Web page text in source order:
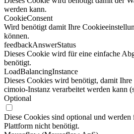
werden kann.
CookieConsent
Wird benötigt damit Ihre
können.
feedbackAnswerStatus
Dieses Cookie wird für eine einfache
benötigt.
LoadBalancingInstance
Dieses Cookies wird benötigt, damit
cimoio-Instanz verarbeitet werden kann
Optional
Diese Cookies sind optional und
Plattform nicht benötigt.